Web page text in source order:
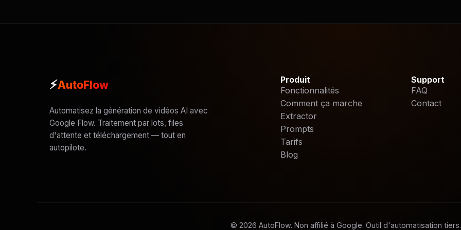
⚡AutoFlow
Automatisez la génération de vidéos AI avec
Google Flow. Traitement par lots, files
d'attente et téléchargement — tout en
autopilote.
Produit
Fonctionnalités
Comment ça marche
Extractor
Prompts
Tarifs
Blog
Support
FAQ
Contact
© 2026 AutoFlow. Non affilié à Google. Outil d'automatisation tiers.